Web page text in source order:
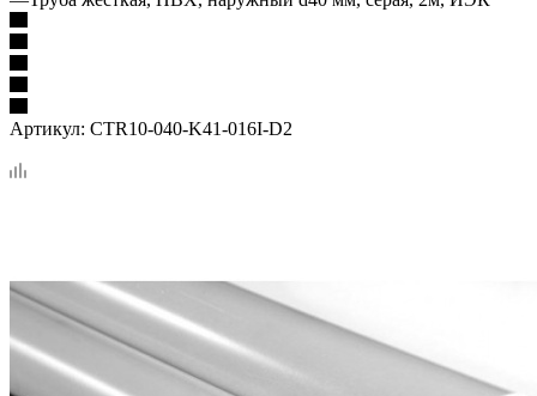
Артикул: CTR10-040-K41-016I-D2